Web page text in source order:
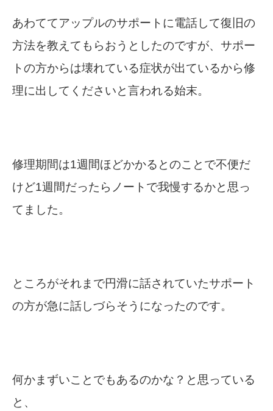
あわててアップルのサポートに電話して復旧の
方法を教えてもらおうとしたのですが、サポー
トの方からは壊れている症状が出ているから修
理に出してくださいと言われる始末。
修理期間は1週間ほどかかるとのことで不便だ
けど1週間だったらノートで我慢するかと思っ
てました。
ところがそれまで円滑に話されていたサポート
の方が急に話しづらそうになったのです。
何かまずいことでもあるのかな？と思っている
と、